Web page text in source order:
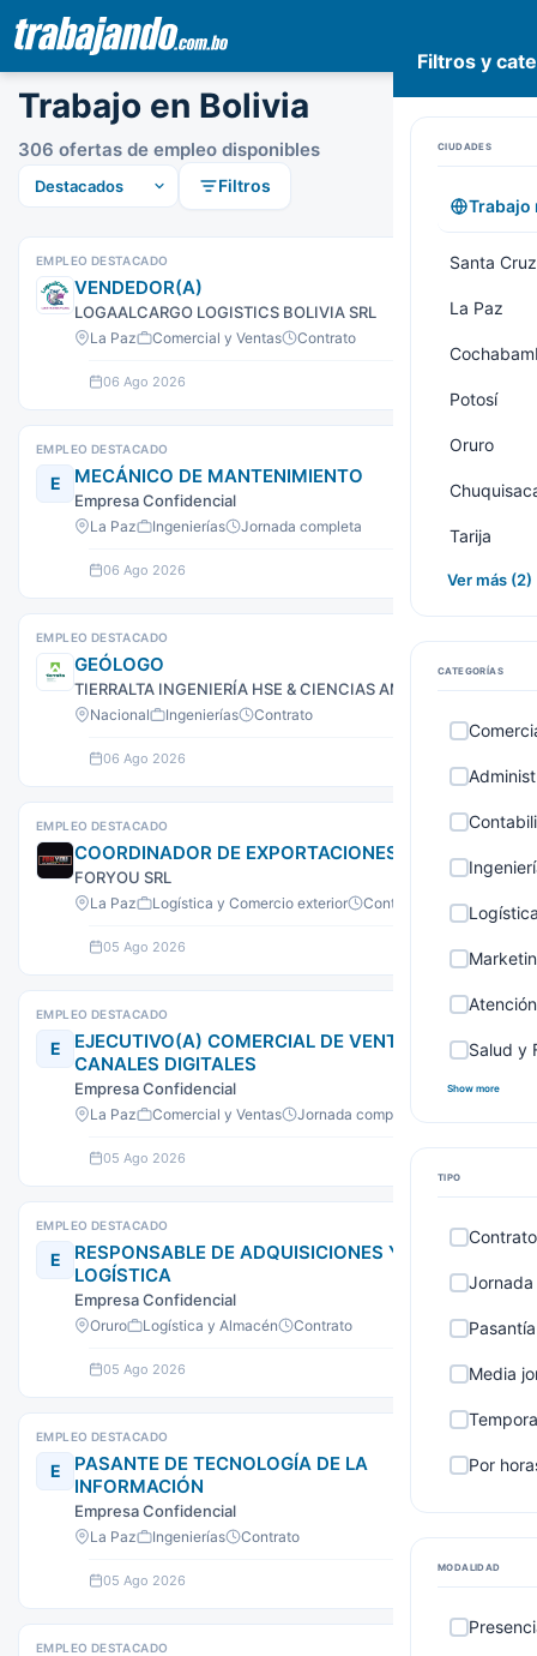
principal
Trabajo en Bolivia
Filtros y
CIUDADES
Trabajo
Santa Cruz
La Paz
Potosí
Oruro
Tarija
Ver más (2)
CATEGORÍAS
Salud y
Show more
TIPO
Contrato
Pasantía
Media
Por
MODALIDAD
306 ofertas de empleo disponibles
Filtros
EMPLEO DESTACADO
VENDEDOR(A)
LOGAALCARGO LOGISTICS BOLIVIA SRL
La Paz Comercial y Ventas Contrato
06 Ago 2026
EMPLEO DESTACADO
E MECÁNICO DE MANTENIMIENTO
Empresa Confidencial
La Paz Ingenierías Jornada completa
06 Ago 2026 Ver oferta
EMPLEO DESTACADO
GEÓLOGO
TIERRALTA INGENIERÍA HSE & CIENCIAS AMBIENTALES
Nacional Ingenierías Contrato
06 Ago 2026
EMPLEO DESTACADO
COORDINADOR DE EXPORTACIONES
FORYOU SRL
La Paz Logística y Comercio exterior Contrato
05 Ago 2026 Ver oferta
EMPLEO DESTACADO
E
EJECUTIVO(A) COMERCIAL DE VENTAS Y
CANALES DIGITALES
Empresa Confidencial
La Paz Comercial y Ventas Jornada completa
05 Ago 2026
EMPLEO DESTACADO
E
RESPONSABLE DE ADQUISICIONES Y
LOGÍSTICA
Empresa Confidencial
Oruro Logística y Almacén Contrato
05 Ago 2026 Ver oferta
EMPLEO DESTACADO
E
PASANTE DE TECNOLOGÍA DE LA
INFORMACIÓN
Empresa Confidencial
La Paz Ingenierías Contrato
05 Ago 2026
EMPLEO DESTACADO